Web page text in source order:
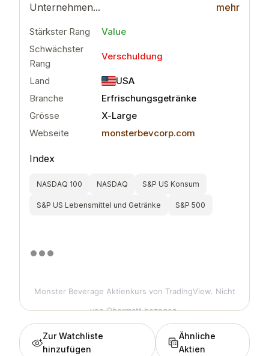
Unternehmen...
mehr
Stärkster Rang
Value
Schwächster
Rang
Verschuldung
Land
USA
Branche
Erfrischungsgetränke
Grösse
X-Large
Webseite
monsterbevcorp.com
Index
NASDAQ 100 NASDAQ S&P US Konsum
S&P US Lebensmittel und Getränke S&P 500
Monster Beverage Aktienkurs von TradingView. Nicht
von Obermatt bezogen.
Zur Watchliste
hinzufügen
Ähnliche
Aktien